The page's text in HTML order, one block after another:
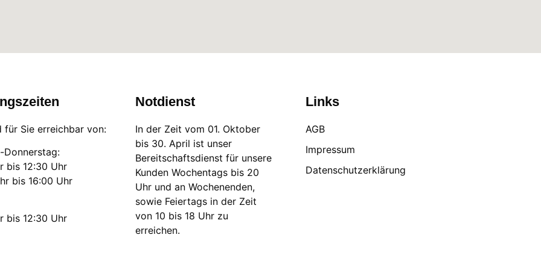
für Sie erreichbar von:
Donnerstag:
bis 12:30 Uhr
bis 16:00 Uhr
bis 12:30 Uhr
Notdienst
In der Zeit vom 01. Oktober
bis 30. April ist unser
Bereitschaftsdienst für unsere
Kunden Wochentags bis 20
Uhr und an Wochenenden,
sowie Feiertags in der Zeit
von 10 bis 18 Uhr zu
erreichen.
Links
AGB
Impressum
Datenschutzerklärung